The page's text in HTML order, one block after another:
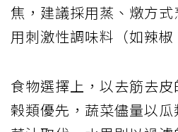
焦，建議採用蒸、燉方
用刺激性調味料（如辣椒
食物選擇上，以去筋去
榖類優先，蔬菜儘量以